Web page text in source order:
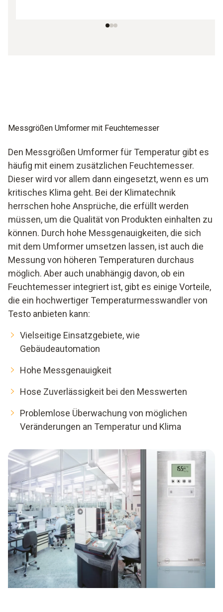
Messgrößen Umformer mit Feuchtemesser
Den Messgrößen Umformer für Temperatur gibt es
häufig mit einem zusätzlichen Feuchtemesser.
Dieser wird vor allem dann eingesetzt, wenn es um
kritisches Klima geht. Bei der Klimatechnik
herrschen hohe Ansprüche, die erfüllt werden
müssen, um die Qualität von Produkten einhalten zu
können. Durch hohe Messgenauigkeiten, die sich
mit dem Umformer umsetzen lassen, ist auch die
Messung von höheren Temperaturen durchaus
möglich. Aber auch unabhängig davon, ob ein
Feuchtemesser integriert ist, gibt es einige Vorteile,
die ein hochwertiger Temperaturmesswandler von
Testo anbieten kann:
Vielseitige Einsatzgebiete, wie
Gebäudeautomation
Hohe Messgenauigkeit
Hose Zuverlässigkeit bei den Messwerten
Problemlose Überwachung von möglichen
Veränderungen an Temperatur und Klima